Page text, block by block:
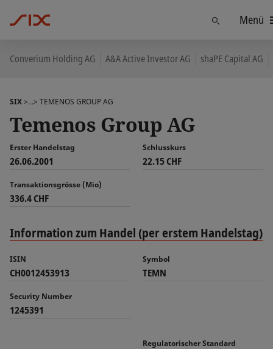
FindenMenü
Converium Holding AG A&A Active Investor AG shaPE Capital AG
SIX>...> TEMENOS GROUP AG
Temenos Group AG
Erster Handelstag
26.06.2001
Schlusskurs
22.15 CHF
Transaktionsgrösse (Mio)
336.4 CHF
Information zum Handel (per erstem Handelstag)
ISIN
CH0012453913
Symbol
TEMN
Security Number
1245391
Regulatorischer Standard